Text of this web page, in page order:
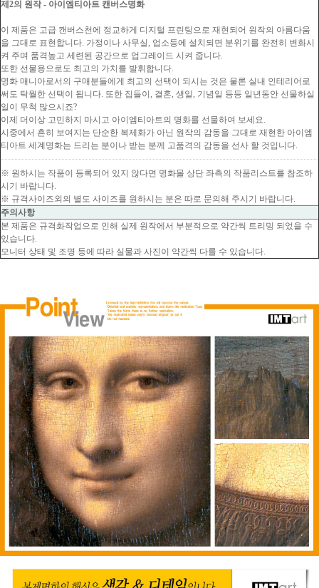
제2의 원작 - 아이엠티아트 캔버스명화
이 제품은 고급 캔버스천에 정교하게 디지털 프린팅으로 재현되어 원작의 아름다움
을 그대로 표현합니다. 가정이나 사무실, 업소등에 설치되면 분위기를 완전히 변화시
켜 주며 품격높고 세련된 공간으로 업그레이드 시켜 줍니다.
또한 선물용으로도 최고의 가치를 발휘합니다.
명화 매니아로서의 구매분들에게 최고의 선택이 되시는 것은 물론 실내 인테리어로
써도 탁월한 선택이 됩니다. 또한 집들이, 결혼, 생일, 기념일 등등 일년동안 선물하실
일이 무척 많으시죠?
이제 더이상 고민하지 마시고 아이엠티아트의 명화를 선물하여 보세요.
시중에서 흔히 보여지는 단순한 복제화가 아닌 원작의 감동을 그대로 재현한 아이엠
티아트 세계명화는 드리는 분이나 받는 분께 고품격의 감동을 선사 할 것입니다.
※ 원하시는 작품이 등록되어 있지 않다면 명화몰 상단 좌측의 작품리스트를 참조하
시기 바랍니다.
※ 규격사이즈외의 별도 사이즈를 원하시는 분은 따로 문의해 주시기 바랍니다.
주의사항
본 제품은 규격화작업으로 인해 실제 원작에서 부분적으로 약간씩 트리밍 되었을 수
있습니다.
모니터 상태 및 조명 등에 따라 실물과 사진이 약간씩 다를 수 있습니다.